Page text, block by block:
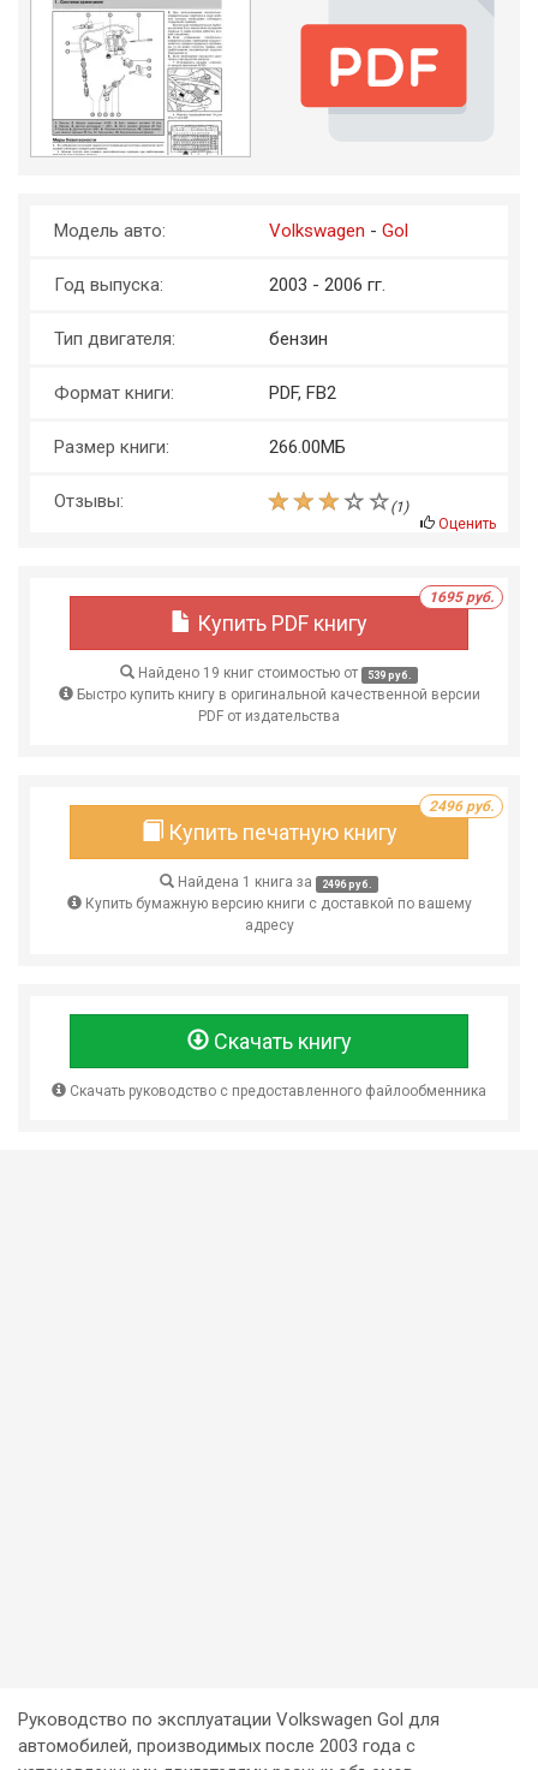
Модель авто: Volkswagen - Gol
Год выпуска: 2003 - 2006 гг.
Тип двигателя: бензин
Формат книги: PDF, FB2
Размер книги: 266.00МБ
Отзывы: (1)
Оценить
Купить PDF книгу
1695 руб.
Найдено 19 книг стоимостью от 539 руб.
Быстро купить книгу в оригинальной качественной версии
PDF от издательства
Купить печатную книгу
2496 руб.
Найдена 1 книга за 2496 руб.
Купить бумажную версию книги с доставкой по вашему
адресу
Скачать книгу
Скачать руководство с предоставленного файлообменника
Руководство по эксплуатации Volkswagen Gol для
автомобилей, производимых после 2003 года с